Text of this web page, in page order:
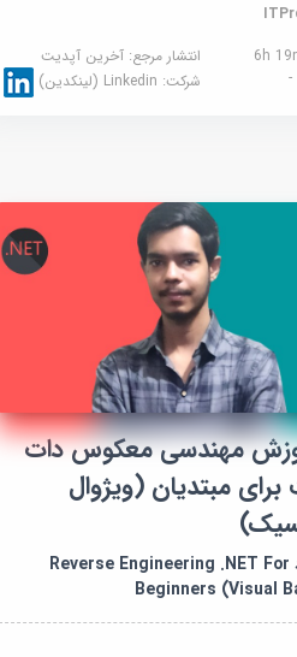
انتشار مرجع: آخرین آپدیت
- شرکت: Linkedin (لینکدین)
مهندسی معکوس دات
مبتدیان (ویژوال
دانلود Reverse Engineering .NET For
Beginners (Visual